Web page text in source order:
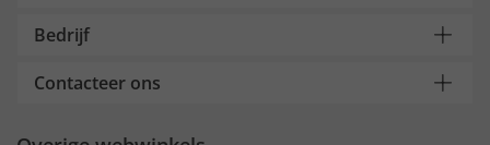
Bedrijf
Contacteer ons